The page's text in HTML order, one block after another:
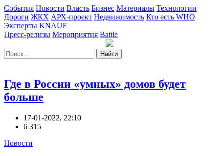
События Новости Власть Бизнес Материалы Технологии
Дороги ЖКХ АРХ-проект Недвижимость Кто есть WHO
Эксперты KNAUF
Пресс-релизы Мероприятия Battle
Найти
Где в России «умных» домов будет
больше
17-01-2022, 22:10
6 315
Новости